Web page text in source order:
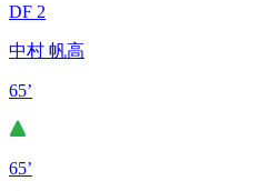
DF 2
中村 帆高
65’
65’